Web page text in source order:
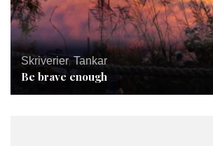
Skriverier,Tankar
Be brave enough